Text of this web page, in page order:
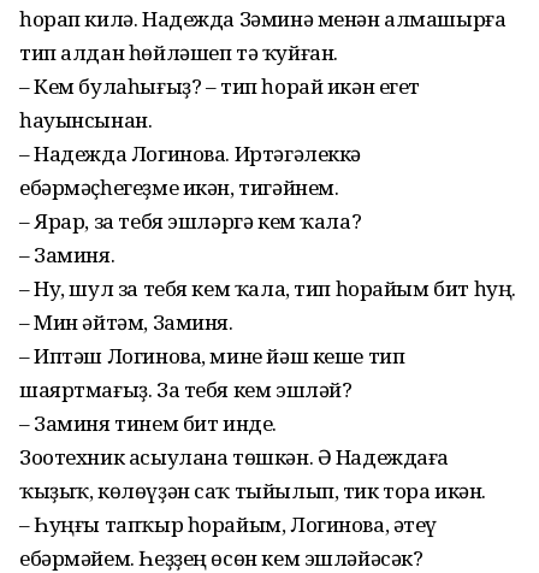
һорап килә. Надежда Зәминә менән алмашырға
тип алдан һөйләшеп тә ҡуйған.
– Кем булаһығыҙ? – тип һорай икән егет
һауынсынан.
– Надежда Логинова. Иртәгә­леккә
ебәрмәҫһегеҙме икән, тигәйнем.
– Ярар, за тебя эшләргә кем ҡала?
– Заминя.
– Ну, шул за тебя кем ҡала, тип һорайым бит һуң.
– Мин әйтәм, Заминя.
– Иптәш Логинова, мине йәш кеше тип
шаяртмағыҙ. За тебя кем эшләй?
– Заминя тинем бит инде.
Зоотехник асыулана төшкән. Ә Надеждаға
ҡыҙыҡ, көлөү­ҙән саҡ тыйылып, тик тора икән.
– Һуңғы тапҡыр һорайым, Ло­гинова, әтеү
ебәрмәйем. Һеҙҙең өсөн кем эшләйәсәк?